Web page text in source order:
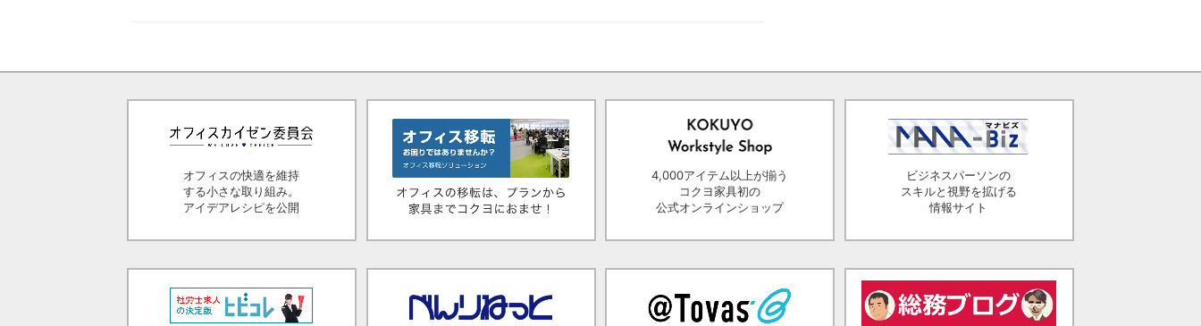
オフィスの快適を維持
する小さな取り組み。
アイデアレシピを公開
4,000アイテム以上が揃う
コクヨ家具初の
公式オンラインショップ
ビジネスパーソンの
スキルと視野を拡げる
情報サイト